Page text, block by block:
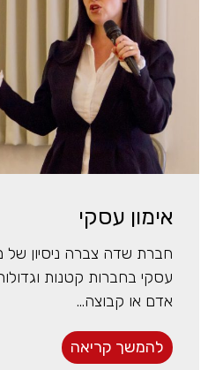
אימון עסקי
עסקי בחברות קטנות
אדם או קבוצה...
להמשך קריאה